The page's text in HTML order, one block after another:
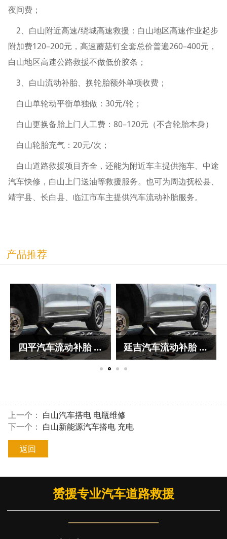
夜间费；
2、白山附近高速/绕城高速救援：白山地区高速作业起步
附加费120–200元，高速蘑菇钉全套总价普遍260–400元，
白山地区高速公路救援不做低价胶条；
3、白山流动补胎、换轮胎额外单项收费；
白山单轮动平衡单独做：30元/轮；
白山更换备胎上门人工费：80–120元（不含轮胎本身）
白山轮胎充气：20元/次；
白山道路救援项目齐全，还能为附近车主提供拖车、中途
汽车快修，白山上门送油等救援服务。也可为周边抚松县、
靖宇县、长白县、临江市车主提供汽车流动补胎服务。
产品推荐
四平汽车流动补胎 换轮胎 延吉汽车流动补胎 换轮胎
上一个： 白山汽车搭电 电瓶维修
下一个： 白山新能源汽车搭电 充电
返回
赟援专业汽车道路救援